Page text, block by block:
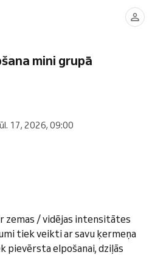
mini grupā
17, 2026, 09:00
zemas / vidējas intensitātes
tiek veikti ar savu ķermeņa
pievērsta elpošanai, dziļās